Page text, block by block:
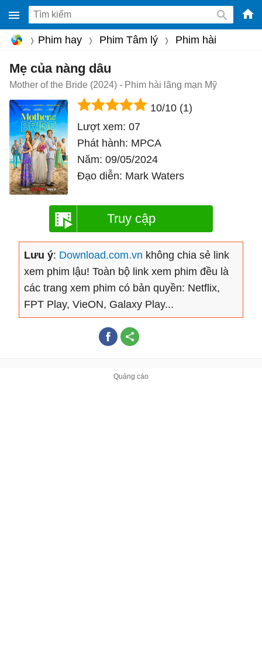
-
Phim hay Phim Tâm lý Phim hài
Mẹ của nàng dâu
Mother of the Bride (2024) - Phim hài lãng mạn Mỹ
10/10 (1)
Lượt xem: 07
Phát hành: MPCA
Năm: 09/05/2024
Đạo diễn: Mark Waters
Truy cập
Lưu ý: Download.com.vn không chia sẻ link
xem phim lậu! Toàn bộ link xem phim đều là
các trang xem phim có bản quyền: Netflix,
FPT Play, VieON, Galaxy Play...